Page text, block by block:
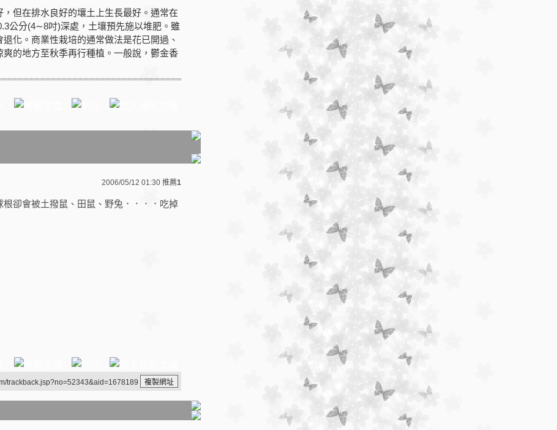
但在排水良好的壤土上生長最好。通常在
公分(4∼8吋)深處，土壤預先施以堆肥。雖
化。商業性栽培的通常做法是花已開過、
的地方至秋季再行種植。一般說，鬱金香
2006/05/12 01:30 推薦1
卻會被土撥鼠、田鼠、野兔．．．．吃掉
trackback.jsp?no=52343&aid=1678189